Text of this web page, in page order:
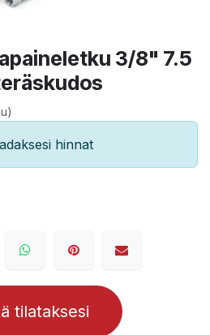
3/8" 7.5
hinnat
tilataksesi